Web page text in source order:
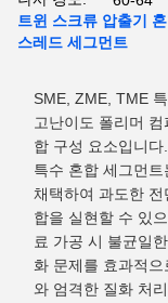
트윈 스크류 압출기
스레드 세그먼트
SME, ZME, TME
고난이도 폴리머
합 구성 요소입니
특수 혼합 세그먼
채택하여 과도한
합을 실현할 수 있
료 가공 시 불균일
화 문제를 효과적
와 엄격한 질화 처